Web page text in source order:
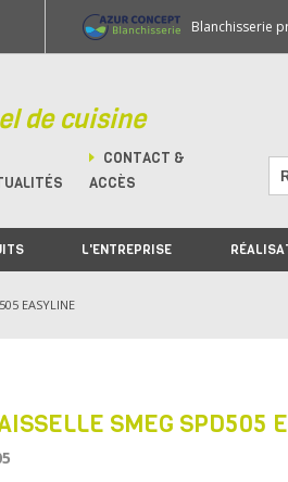
Blanchisserie
de cuisine
CONTACT &
ACCÈS
L'ENTREPRISE
EASYLINE
SMEG SPD505